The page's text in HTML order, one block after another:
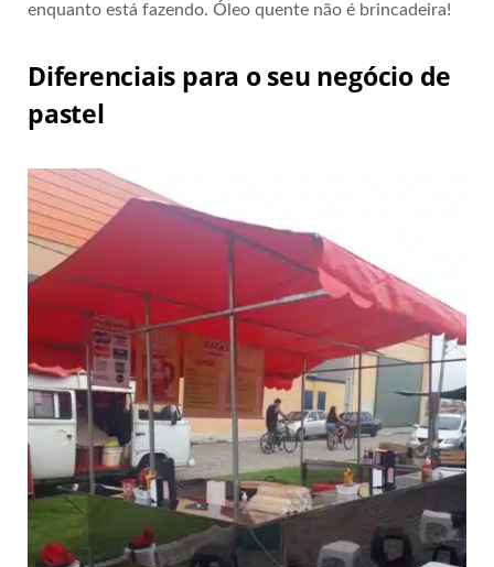
enquanto está fazendo. Óleo quente não é brincadeira!
Diferenciais para o seu negócio de
pastel